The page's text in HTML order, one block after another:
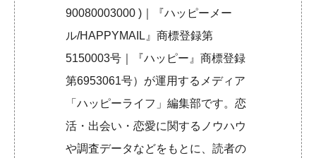
90080003000 )｜『ハッピーメー
ル/HAPPYMAIL』商標登録第
5150003号｜『ハッピー』商標登録
第6953061号）が運用するメディア
「ハッピーライフ」編集部です。恋
活・出会い・恋愛に関するノウハウ
や調査データなどをもとに、読者の